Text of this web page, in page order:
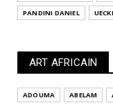
PANDINI DANIEL
ART AFRICAIN
ADOUMA ABELAM